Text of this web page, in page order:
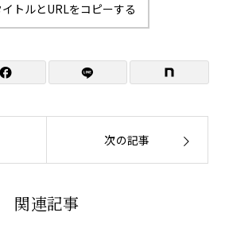
トルとURLをコピーする
次の記事
関連記事